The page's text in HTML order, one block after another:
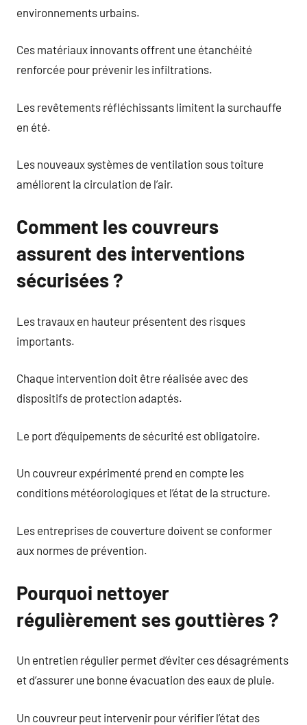
environnements urbains.
Ces matériaux innovants offrent une étanchéité
renforcée pour prévenir les infiltrations.
Les revêtements réfléchissants limitent la surchauffe
en été.
Les nouveaux systèmes de ventilation sous toiture
améliorent la circulation de l’air.
Comment les couvreurs
assurent des interventions
sécurisées ?
Les travaux en hauteur présentent des risques
importants.
Chaque intervention doit être réalisée avec des
dispositifs de protection adaptés.
Le port d’équipements de sécurité est obligatoire.
Un couvreur expérimenté prend en compte les
conditions météorologiques et l’état de la structure.
Les entreprises de couverture doivent se conformer
aux normes de prévention.
Pourquoi nettoyer
régulièrement ses gouttières ?
Un entretien régulier permet d’éviter ces désagréments
et d’assurer une bonne évacuation des eaux de pluie.
Un couvreur peut intervenir pour vérifier l’état des